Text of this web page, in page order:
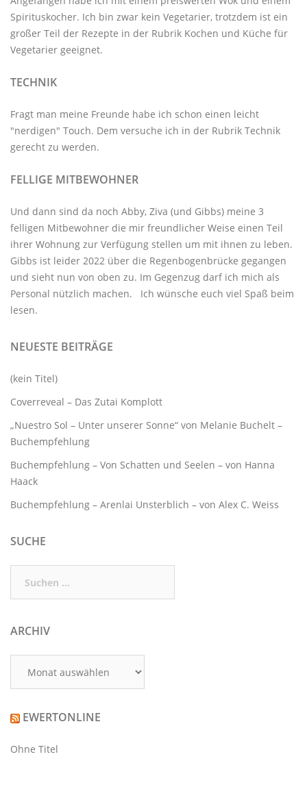
Spirituskocher. Ich bin zwar kein Vegetarier, trotzdem ist ein
großer Teil der Rezepte in der Rubrik Kochen und Küche für
Vegetarier geeignet.
TECHNIK
Fragt man meine Freunde habe ich schon einen leicht
"nerdigen" Touch. Dem versuche ich in der Rubrik Technik
gerecht zu werden.
FELLIGE MITBEWOHNER
Und dann sind da noch Abby, Ziva (und Gibbs) meine 3
felligen Mitbewohner die mir freundlicher Weise einen Teil
ihrer Wohnung zur Verfügung stellen um mit ihnen zu leben.
Gibbs ist leider 2022 über die Regenbogenbrücke gegangen
und sieht nun von oben zu. Im Gegenzug darf ich mich als
Personal nützlich machen. Ich wünsche euch viel Spaß beim
lesen.
NEUESTE BEITRÄGE
(kein Titel)
Coverreveal – Das Zutai Komplott
„Nuestro Sol – Unter unserer Sonne“ von Melanie Buchelt –
Buchempfehlung
Buchempfehlung – Von Schatten und Seelen – von Hanna
Haack
Buchempfehlung – Arenlai Unsterblich – von Alex C. Weiss
SUCHE
nach:
ARCHIV
EWERTONLINE
Ohne Titel